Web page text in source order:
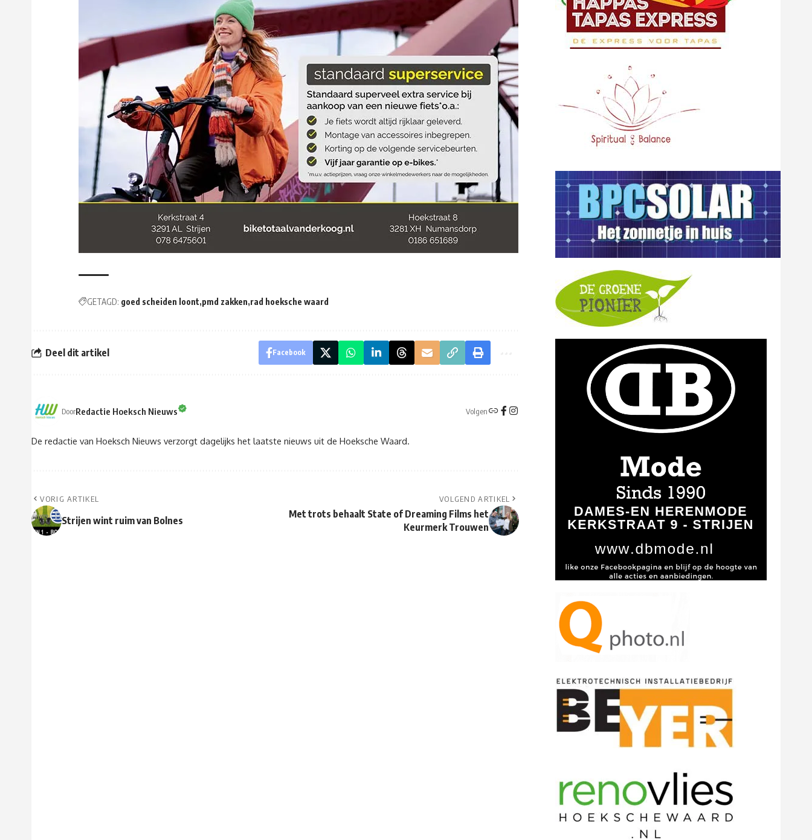
GETAGD: goed scheiden loont pmd zakken rad hoeksche waard
Deel dit artikel Facebook
DoorRedactie Hoeksch Nieuws Volgen
De redactie van Hoeksch Nieuws verzorgt dagelijks het laatste nieuws uit de Hoeksche Waard.
VORIG ARTIKEL
Strijen wint ruim van Bolnes
VOLGEND ARTIKEL
Met trots behaalt State of Dreaming Films het
Keurmerk Trouwen